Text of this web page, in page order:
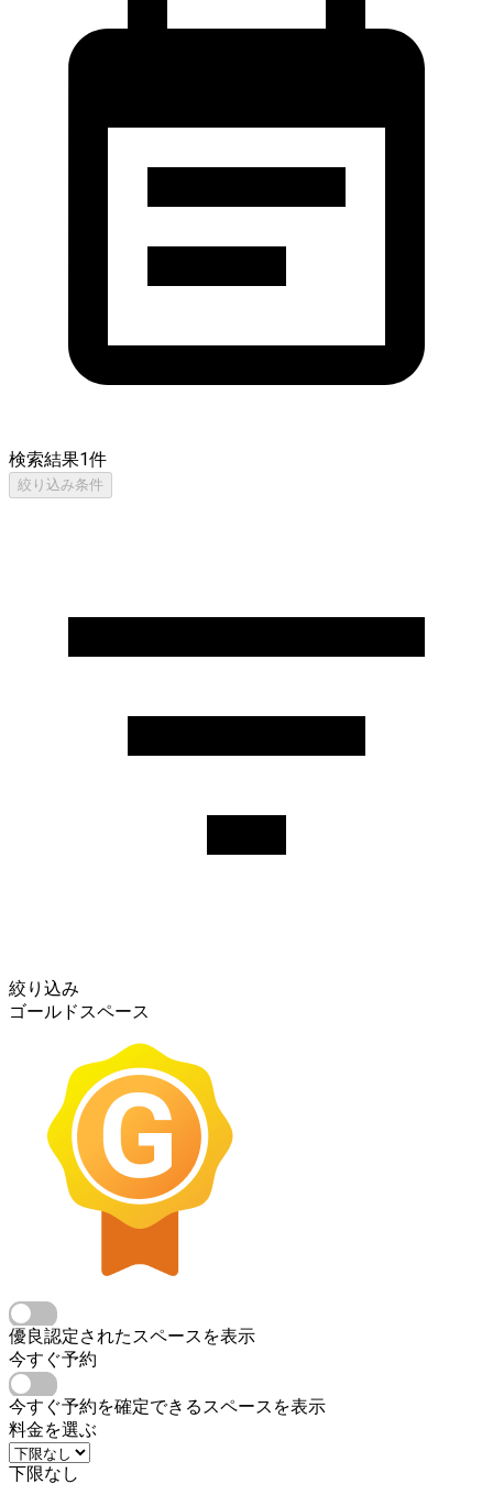
検索結果1件
絞り込み条件
絞り込み
ゴールドスペース
優良認定されたスペースを表示
今すぐ予約
今すぐ予約を確定できるスペースを表示
料金を選ぶ
下限なし